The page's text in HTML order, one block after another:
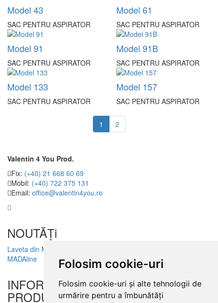
Folosim cookie-uri
Folosim cookie-uri și alte tehnologii de
urmărire pentru a îmbunătăți
Model 43
SAC PENTRU ASPIRATOR
Model 61
SAC PENTRU ASPIRATOR
Model 91
SAC PENTRU ASPIRATOR
Model 91B
SAC PENTRU ASPIRATOR
Model 133
SAC PENTRU ASPIRATOR
Model 157
SAC PENTRU ASPIRATOR
1 2
Valentin 4 You Prod.
Fix: (+40) 21 668 60 69
Mobil: (+40) 722 375 131
Email: office@valentin4you.ro
NOUTĂȚi
Laveta din Microfibră
MADAline
INFORMATII
PRODUSE